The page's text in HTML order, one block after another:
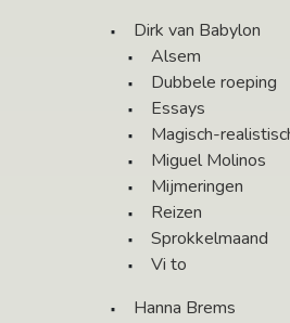
Dirk van Babylon
Alsem
Dubbele roeping
Essays
Magisch-
Miguel Molinos
Mijmeringen
Reizen
Sprokkelmaand
Vi to
Hanna Brems